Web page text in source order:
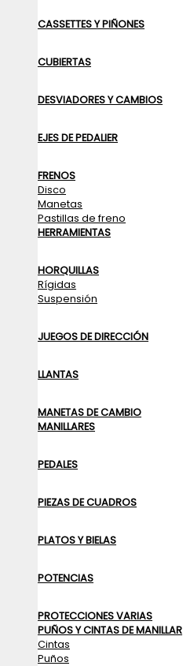
CASSETTES Y PIÑONES
CUBIERTAS
DESVIADORES Y CAMBIOS
EJES DE PEDALIER
FRENOS
Disco
Manetas
Pastillas de freno
HERRAMIENTAS
HORQUILLAS
Rígidas
Suspensión
JUEGOS DE DIRECCIÓN
LLANTAS
MANETAS DE CAMBIO
MANILLARES
PEDALES
PIEZAS DE CUADROS
PLATOS Y BIELAS
POTENCIAS
PROTECCIONES VARIAS
PUÑOS Y CINTAS DE MANILLAR
Cintas
Puños